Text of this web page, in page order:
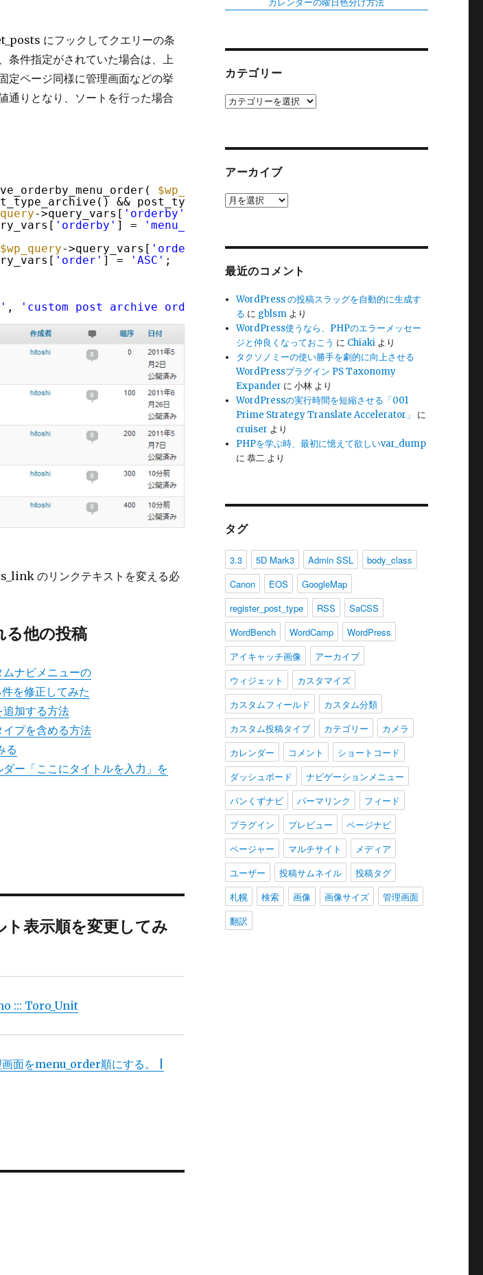
にフックしてクエリーの条
条件指定がされていた場合は、上
定ページ同様に管理画面などの挙
通りとなり、ソートを行った場合
$wp_query
) {
&& post_type_supports( $wp_query
->query_vars[ 'orderby'
'orderby' ] = 'menu_order'
$wp_query->query_vars[ 'order'
] ) ) {
'order' ] = 'ASC' ;
, 'custom_post_archive_orderby_menu_order' );
のリンクテキストを変える必
る他の投稿
ナビメニューの
を修正してみた
加する方法
プを含める方法
る
ー「ここにタイトルを入力」を
表示順を変更してみ
::: Toro_Unit
面をmenu_order順にする。 |
カテゴリー
カ
アーカイブ
ア
最近のコメント
WordPress の投稿スラッグを自動的に生成す
る に gblsm より
WordPress使うなら、PHPのエラーメッセー
ジと仲良くなっておこう に Chiaki より
タクソノミーの使い勝手を劇的に向上させる
WordPressプラグイン PS Taxonomy
Expander に小林 より
WordPressの実行時間を短縮させる「001
Prime Strategy Translate Accelerator」
に
cruiser より
PHPを学ぶ時、最初に憶えて欲しいvar_dump
に恭二 より
タグ
3.3 5D Mark3 Admin SSL
body_class
Canon
EOS
GoogleMap
register_post_type
RSS
SaCSS
WordBench
WordCamp
WordPress
アイキャッチ画像
アーカイブ
ウィジェット
カスタマイズ
カスタムフィールド
カスタム分類
カスタム投稿タイプ
カテゴリー
カメラ
カレンダー
コメント
ショートコード
ダッシュボード
ナビゲーションメニュー
パンくずナビ
パーマリンク
フィード
プラグイン
プレビュー
ページナビ
ページャー
マルチサイト
メディア
ユーザー
投稿サムネイル
投稿タグ
札幌
検索 画像 画像サイズ
管理画面
翻訳